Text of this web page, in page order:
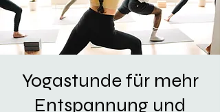
Yogastunde für mehr
Entspannung und